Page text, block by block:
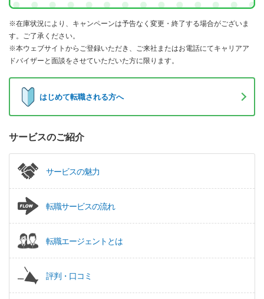
※在庫状況により、キャンペーンは予告なく変更・終了する場合がございま
す。ご了承ください。
※本ウェブサイトからご登録いただき、ご来社またはお電話にてキャリアア
ドバイザーと面談をさせていただいた方に限ります。
はじめて転職される方へ
サービスのご紹介
サービスの魅力
転職サービスの流れ
転職エージェントとは
評判・口コミ